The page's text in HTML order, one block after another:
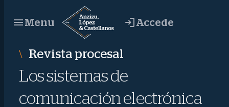
contenido
Menu Accede
Revista procesal
Los sistemas de
comunicación electrónica